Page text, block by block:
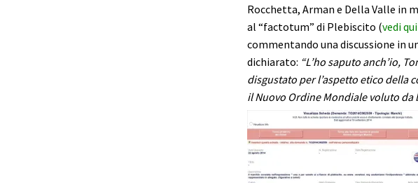
Rocchetta, Arman e Della Valle in
al “factotum” di Plebiscito (vedi
commentando una discussione in
dichiarato: “L’ho saputo anch’io,
disgustato per l’aspetto etico della
il Nuovo Ordine Mondiale voluto